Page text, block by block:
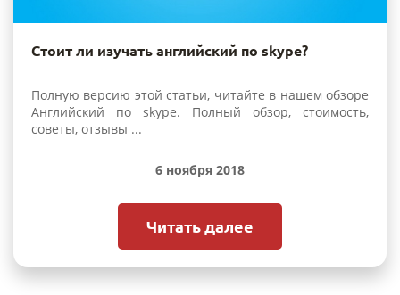
Стоит ли изучать английский по skype?
Полную версию этой статьи, читайте в нашем обзоре
Английский по skype. Полный обзор, стоимость,
советы, отзывы ...
6 ноября 2018
Читать далее